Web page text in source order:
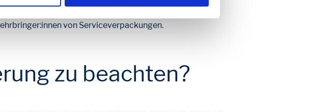
Verpackungen bei der Zentralen Stelle
nicht systembeteiligungspflichtiger
von Serviceverpackungen.
zu beachten?